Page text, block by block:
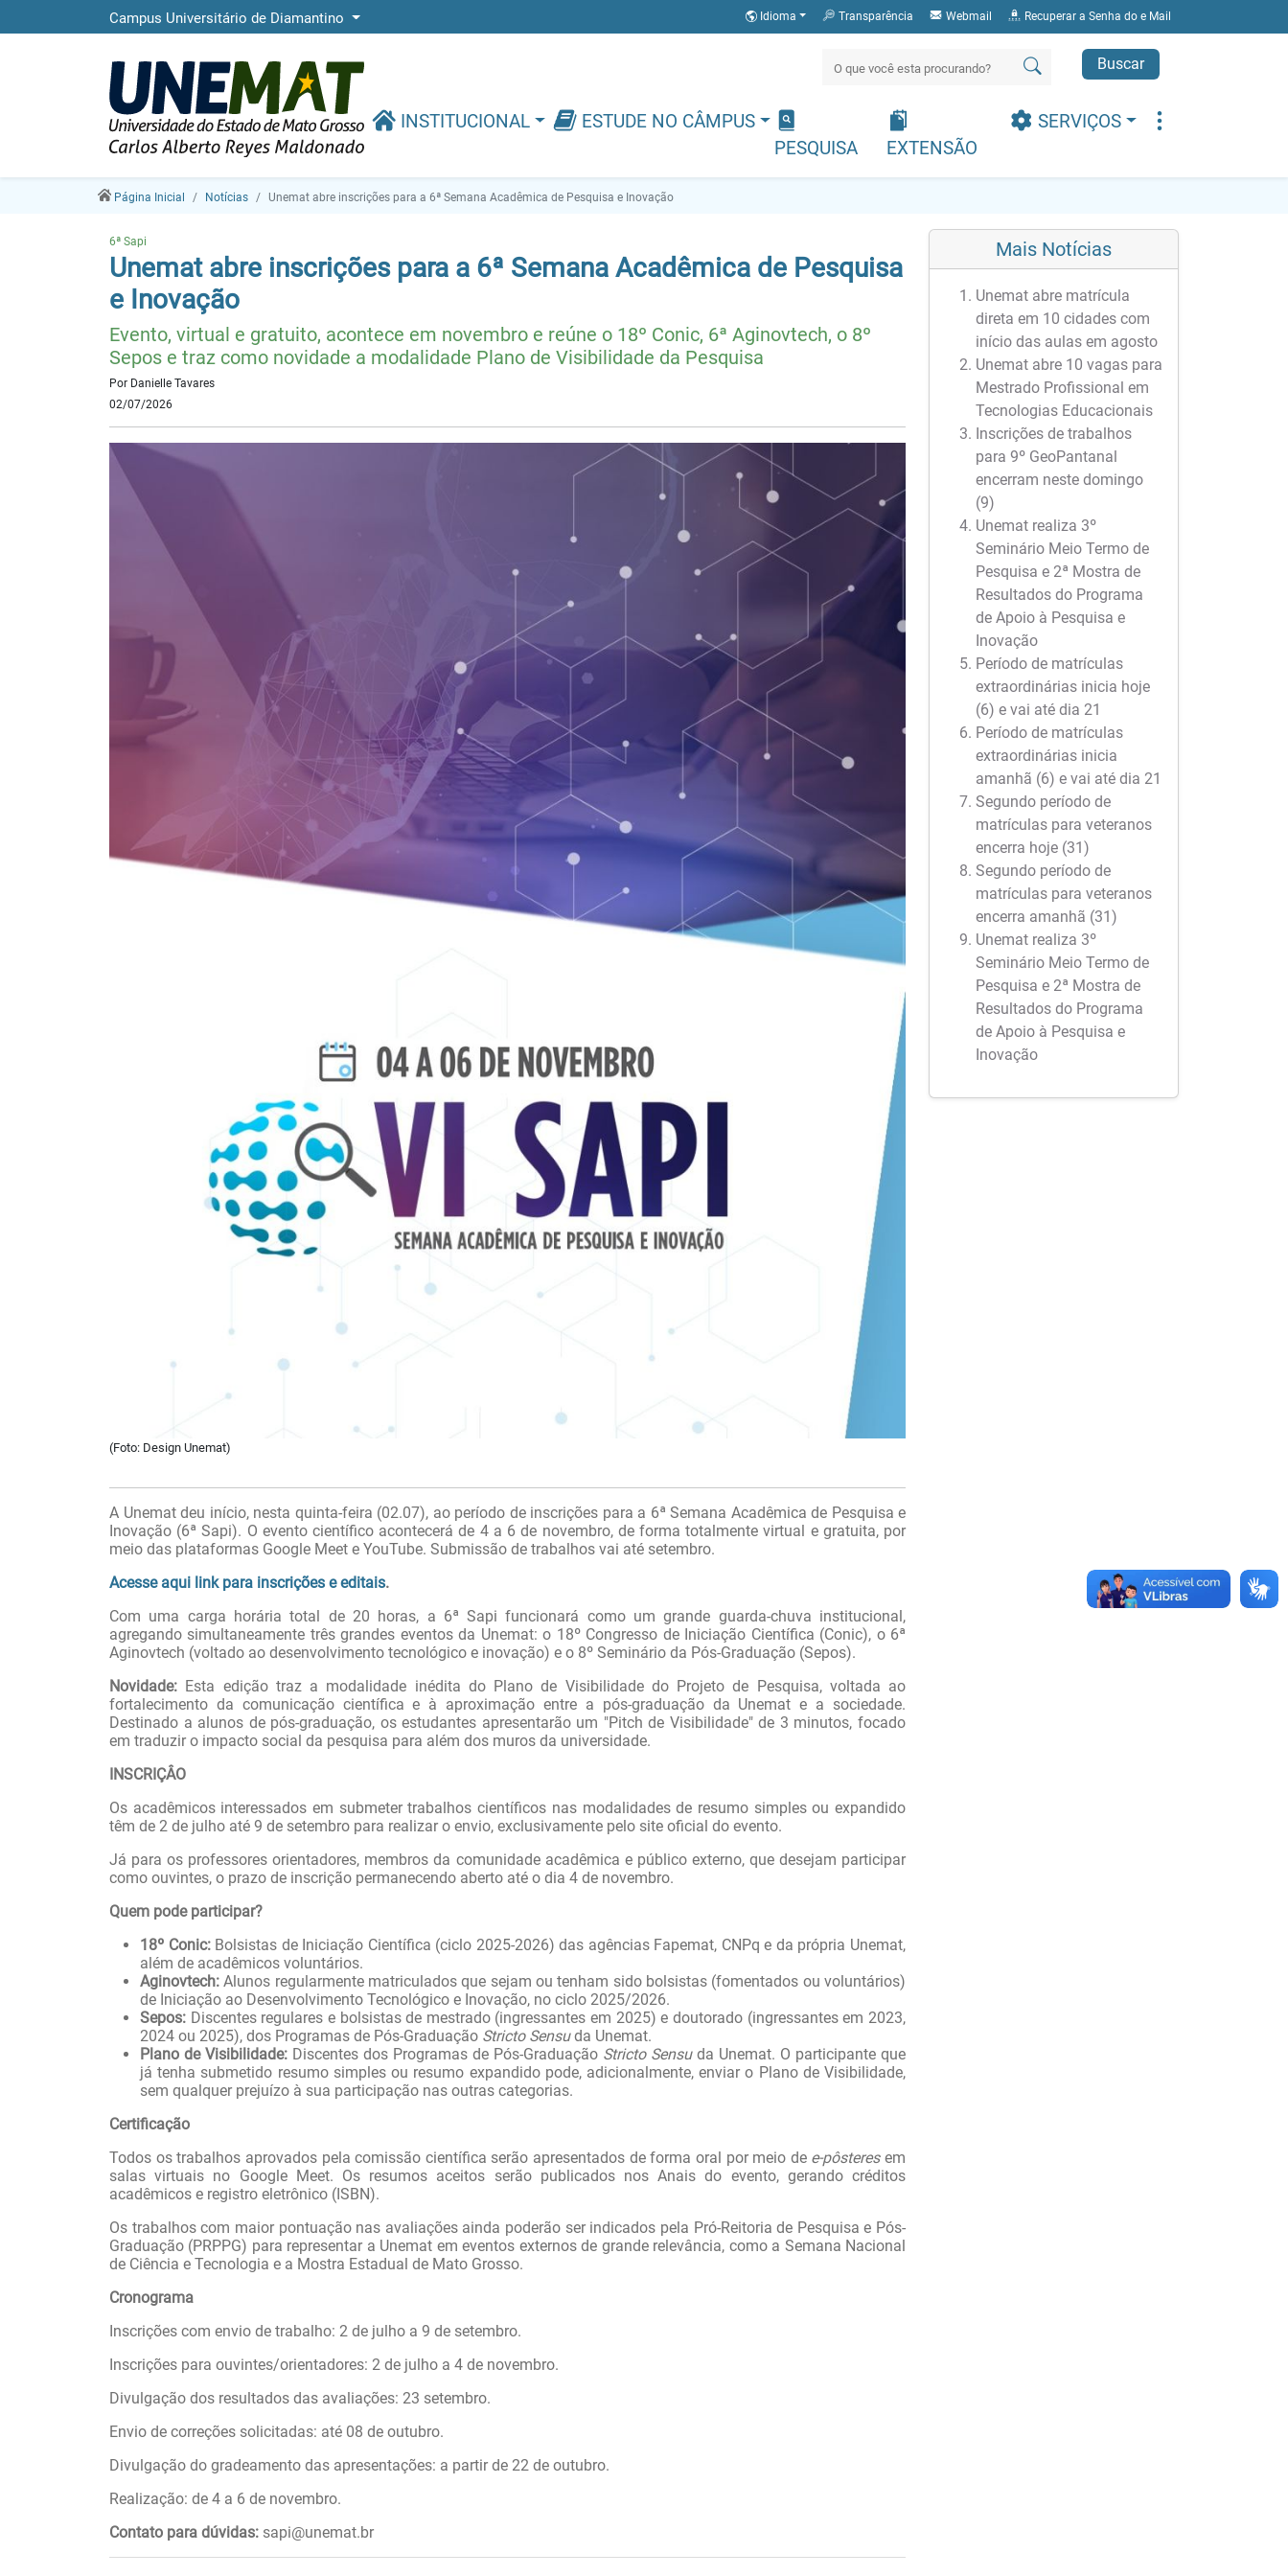
Campus Universitário de Diamantino Idioma Transparência Webmail Recuperar a Senha do e Mail
Buscar
INSTITUCIONAL
ESTUDE NO CÂMPUS
PESQUISA
EXTENSÃO
SERVIÇOS
Página Inicial Notícias Unemat abre inscrições para a 6ª Semana Acadêmica de Pesquisa e Inovação
6ª Sapi
Unemat abre inscrições para a 6ª Semana Acadêmica de Pesquisa
e Inovação
Evento, virtual e gratuito, acontece em novembro e reúne o 18º Conic, 6ª Aginovtech, o 8º
Sepos e traz como novidade a modalidade Plano de Visibilidade da Pesquisa
Por Danielle Tavares
02/07/2026
(Foto: Design Unemat)
A Unemat deu início, nesta quinta-feira (02.07), ao período de inscrições para a 6ª Semana Acadêmica de Pesquisa e
Inovação (6ª Sapi). O evento científico acontecerá de 4 a 6 de novembro, de forma totalmente virtual e gratuita, por
meio das plataformas Google Meet e YouTube. Submissão de trabalhos vai até setembro.
Acesse aqui link para inscrições e editais.
Com uma carga horária total de 20 horas, a 6ª Sapi funcionará como um grande guarda-chuva institucional,
agregando simultaneamente três grandes eventos da Unemat: o 18º Congresso de Iniciação Científica (Conic), o 6ª
Aginovtech (voltado ao desenvolvimento tecnológico e inovação) e o 8º Seminário da Pós-Graduação (Sepos).
Novidade: Esta edição traz a modalidade inédita do Plano de Visibilidade do Projeto de Pesquisa, voltada ao
fortalecimento da comunicação científica e à aproximação entre a pós-graduação da Unemat e a sociedade.
Destinado a alunos de pós-graduação, os estudantes apresentarão um "Pitch de Visibilidade" de 3 minutos, focado
em traduzir o impacto social da pesquisa para além dos muros da universidade.
INSCRIÇÂO
Os acadêmicos interessados em submeter trabalhos científicos nas modalidades de resumo simples ou expandido
têm de 2 de julho até 9 de setembro para realizar o envio, exclusivamente pelo site oficial do evento.
Já para os professores orientadores, membros da comunidade acadêmica e público externo, que desejam participar
como ouvintes, o prazo de inscrição permanecendo aberto até o dia 4 de novembro.
Quem pode participar?
18º Conic:Bolsistas de Iniciação Científica (ciclo 2025-2026) das agências Fapemat, CNPq e da própria Unemat,
além de acadêmicos voluntários.
Aginovtech: Alunos regularmente matriculados que sejam ou tenham sido bolsistas (fomentados ou voluntários)
de Iniciação ao Desenvolvimento Tecnológico e Inovação, no ciclo 2025/2026.
Sepos: Discentes regulares e bolsistas de mestrado (ingressantes em 2025) e doutorado (ingressantes em 2023,
2024 ou 2025), dos Programas de Pós-Graduação Stricto Sensuda Unemat.
Plano de Visibilidade: Discentes dos Programas de Pós-Graduação Stricto Sensuda Unemat. O participante que
já tenha submetido resumo simples ou resumo expandido pode, adicionalmente, enviar o Plano de Visibilidade,
sem qualquer prejuízo à sua participação nas outras categorias.
Certificação
Todos os trabalhos aprovados pela comissão científica serão apresentados de forma oral por meio de e-pôsteresem
salas virtuais no Google Meet. Os resumos aceitos serão publicados nos Anais do evento, gerando créditos
acadêmicos e registro eletrônico (ISBN).
Os trabalhos com maior pontuação nas avaliações ainda poderão ser indicados pela Pró-Reitoria de Pesquisa e Pós-
Graduação (PRPPG) para representar a Unemat em eventos externos de grande relevância, como a Semana Nacional
de Ciência e Tecnologia e a Mostra Estadual de Mato Grosso.
Cronograma
Inscrições com envio de trabalho: 2 de julho a 9 de setembro.
Inscrições para ouvintes/orientadores: 2 de julho a 4 de novembro.
Divulgação dos resultados das avaliações: 23 setembro.
Envio de correções solicitadas: até 08 de outubro.
Divulgação do gradeamento das apresentações: a partir de 22 de outubro.
Realização: de 4 a 6 de novembro.
Contato para dúvidas: sapi@unemat.br
Mais Notícias
Unemat abre matrícula
direta em 10 cidades com
início das aulas em agosto
Unemat abre 10 vagas para
Mestrado Profissional em
Tecnologias Educacionais
Inscrições de trabalhos
para 9º GeoPantanal
encerram neste domingo
(9)
Unemat realiza 3º
Seminário Meio Termo de
Pesquisa e 2ª Mostra de
Resultados do Programa
de Apoio à Pesquisa e
Inovação
Período de matrículas
extraordinárias inicia hoje
(6) e vai até dia 21
Período de matrículas
extraordinárias inicia
amanhã (6) e vai até dia 21
Segundo período de
matrículas para veteranos
encerra hoje (31)
Segundo período de
matrículas para veteranos
encerra amanhã (31)
Unemat realiza 3º
Seminário Meio Termo de
Pesquisa e 2ª Mostra de
Resultados do Programa
de Apoio à Pesquisa e
Inovação